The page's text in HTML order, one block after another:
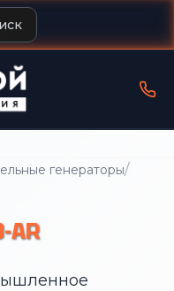
генераторы/
AR